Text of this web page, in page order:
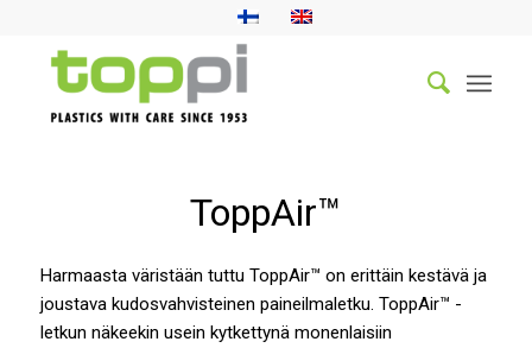
ToppAir™
Harmaasta väristään tuttu ToppAir™ on erittäin kestävä ja
joustava kudosvahvisteinen paineilmaletku. ToppAir™ -
letkun näkeekin usein kytkettynä monenlaisiin